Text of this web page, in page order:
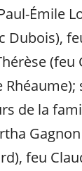
Émile
Dubois),
(feu
de la
feu